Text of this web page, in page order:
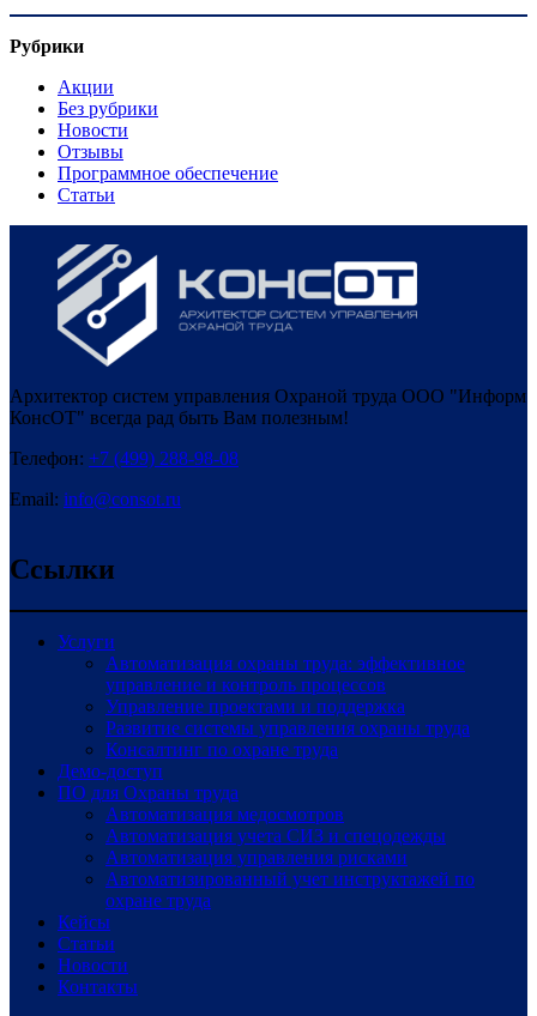
Рубрики
Акции
Без рубрики
Новости
Отзывы
Программное обеспечение
Статьи
Архитектор систем управления Охраной труда ООО "Информ
КонсОТ" всегда рад быть Вам полезным!
Телефон: +7 (499) 288-98-08
Email: info@consot.ru
Ссылки
Услуги
Автоматизация охраны труда: эффективное
управление и контроль процессов
Управление проектами и поддержка
Развитие системы управления охраны труда
Консалтинг по охране труда
Демо-доступ
ПО для Охраны труда
Автоматизация медосмотров
Автоматизация учета СИЗ и спецодежды
Автоматизация управления рисками
Автоматизированный учет инструктажей по
охране труда
Кейсы
Статьи
Новости
Контакты